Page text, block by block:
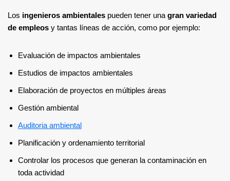
Los ingenieros ambientales pueden tener una gran variedad
de empleos y tantas líneas de acción, como por ejemplo:
Evaluación de impactos ambientales
Estudios de impactos ambientales
Elaboración de proyectos en múltiples áreas
Gestión ambiental
Auditoria ambiental
Planificación y ordenamiento territorial
Controlar los procesos que generan la contaminación en
toda actividad